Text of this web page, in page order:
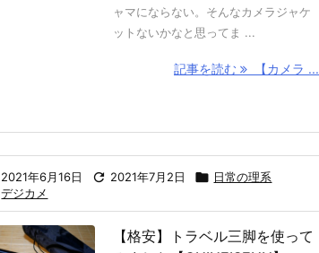
ャマにならない。そんなカメラジャケ
ットないかなと思ってま ...
記事を読む 【カメラ ...
2021年6月16日  2021年7月2日  日常の理系
デジカメ
【格安】トラベル三脚を使って